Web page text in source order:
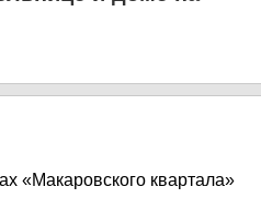
«Макаровского квартала»